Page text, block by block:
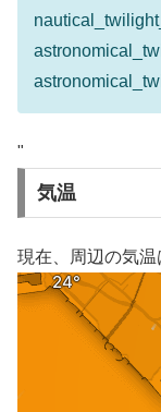
"
気温
現在、周辺の気温